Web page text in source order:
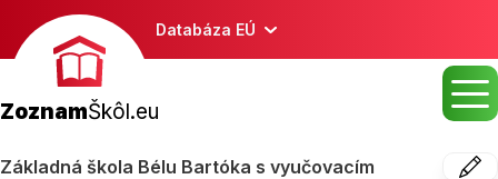
Databáza EÚ
ZoznamŠkôl.eu
Základná škola Bélu Bartóka s vyučovacím